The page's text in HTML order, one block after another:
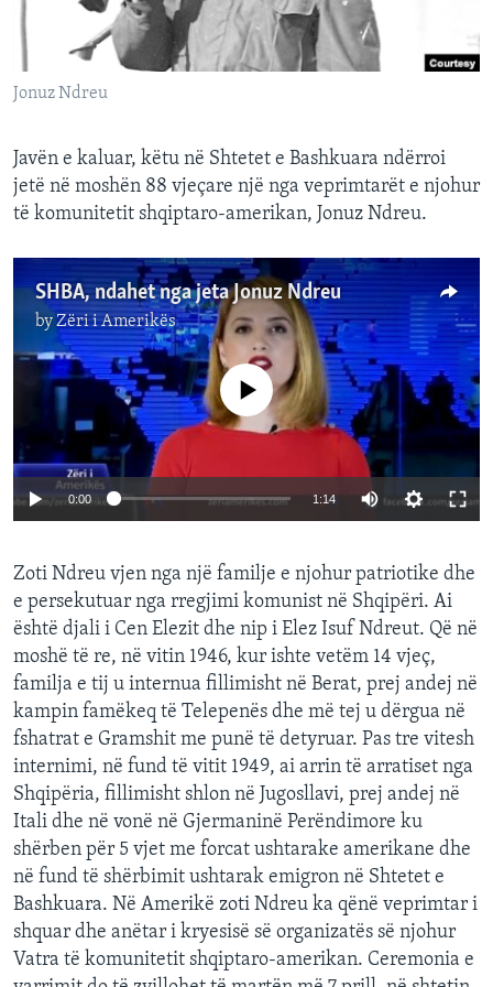
INTERVISTA
DITARI
Jonuz Ndreu
Javën e kaluar, këtu në Shtetet e Bashkuara ndërroi
jetë në moshën 88 vjeçare një nga veprimtarët e njohur
të komunitetit shqiptaro-amerikan, Jonuz Ndreu.
SHBA, ndahet nga jeta Jonuz Ndreu
byZëri i Amerikës
No media source currently available
0:00 1:14
Zoti Ndreu vjen nga një familje e njohur patriotike dhe
e persekutuar nga rregjimi komunist në Shqipëri. Ai
është djali i Cen Elezit dhe nip i Elez Isuf Ndreut. Që në
moshë të re, në vitin 1946, kur ishte vetëm 14 vjeç,
familja e tij u internua fillimisht në Berat, prej andej në
kampin famëkeq të Telepenës dhe më tej u dërgua në
fshatrat e Gramshit me punë të detyruar. Pas tre vitesh
internimi, në fund të vitit 1949, ai arrin të arratiset nga
Shqipëria, fillimisht shlon në Jugosllavi, prej andej në
Itali dhe në vonë në Gjermaninë Perëndimore ku
shërben për 5 vjet me forcat ushtarake amerikane dhe
në fund të shërbimit ushtarak emigron në Shtetet e
Bashkuara. Në Amerikë zoti Ndreu ka qënë veprimtar i
shquar dhe anëtar i kryesisë së organizatës së njohur
Vatra të komunitetit shqiptaro-amerikan. Ceremonia e